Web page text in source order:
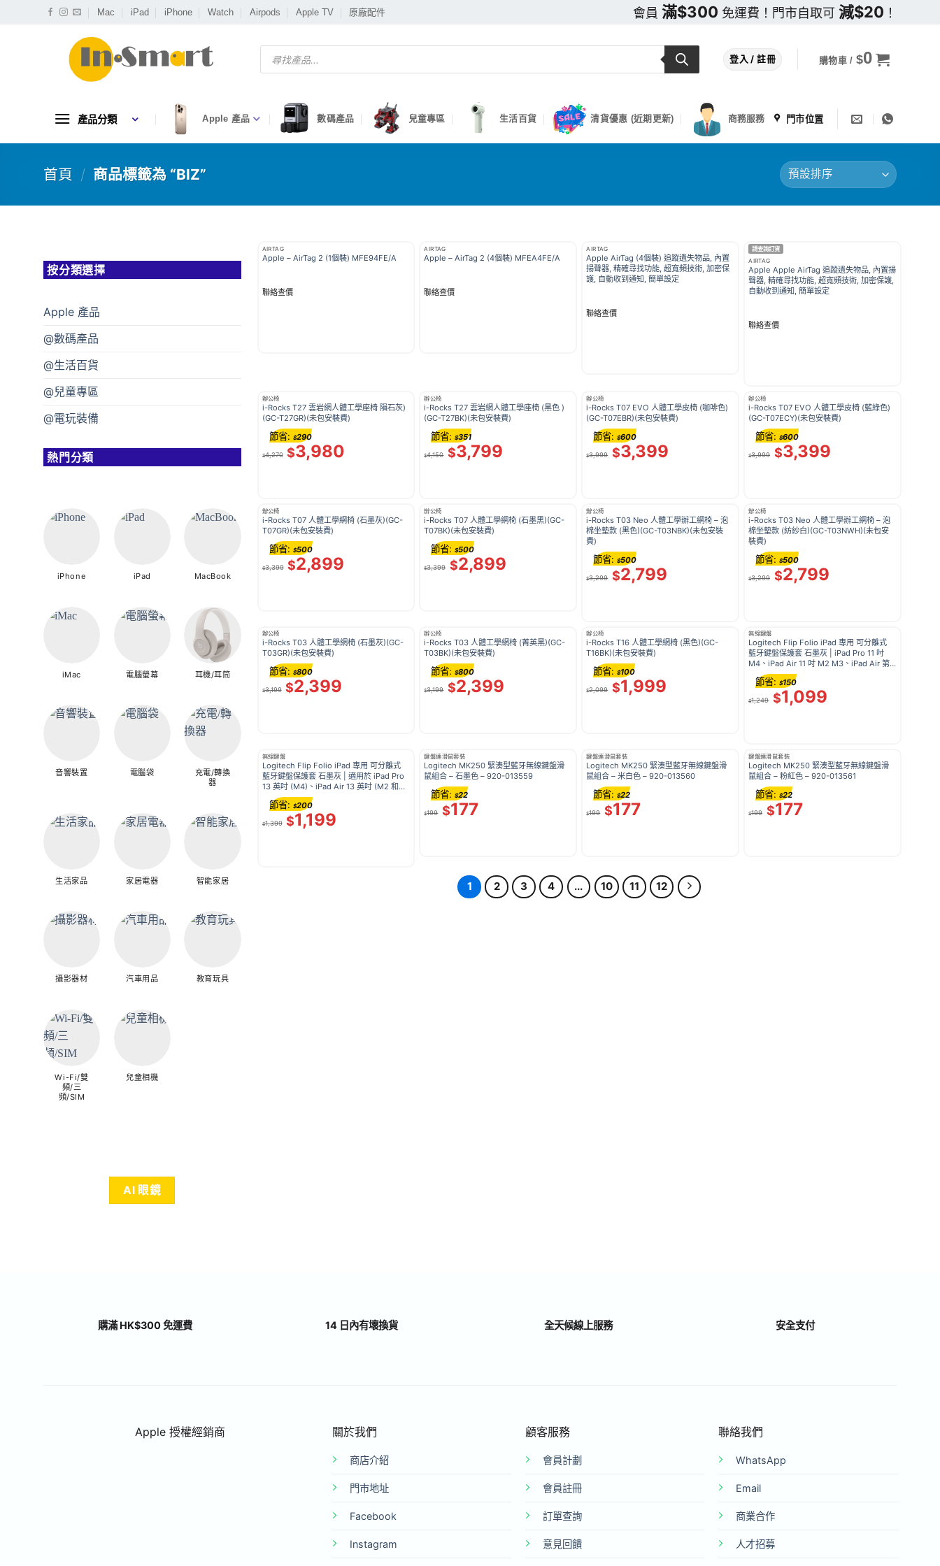
Mac iPad iPhone Watch Airpods Apple TV 原廠配件 會員 滿$300 免運費！門市自取可 減$20 ！
Products
search
登入 / 註冊 購物車 / $0
產品分類 Apple 產品 數碼產品 兒童專區 生活百貨 清貨優惠 (近期更新) 商務服務 門市位置
首頁 / 商品標籤為 “BIZ”
按分類選擇
Apple 產品
@數碼產品
@生活百貨
@兒童專區
@電玩裝備
熱門分類
iPhone iPad MacBook
iMac 電腦螢幕 耳機/耳筒
音響裝置 電腦袋
充電/轉換
器
生活家品 家居電器 智能家居
攝影器材 汽車用品 教育玩具
Wi-Fi/雙
頻/三
頻/SIM
兒童相機
AI 眼鏡
AIRTAG
Apple – AirTag 2 (1個裝) MFE94FE/A
聯絡查價
AIRTAG
Apple – AirTag 2 (4個裝) MFEA4FE/A
聯絡查價
AIRTAG
Apple AirTag (4個裝) 追蹤遺失物品, 內置
揚聲器, 精確尋找功能, 超寬頻技術, 加密保
護, 自動收到通知, 簡單設定
聯絡查價
請查詢訂貨
AIRTAG
Apple Apple AirTag 追蹤遺失物品, 內置揚
聲器, 精確尋找功能, 超寬頻技術, 加密保護,
自動收到通知, 簡單設定
聯絡查價
辦公椅
i-Rocks T27 雲岩網人體工學座椅 隕石灰)
(GC-T27GR)(未包安裝費)
$4,270 $3,980
節省: $290
辦公椅
i-Rocks T27 雲岩網人體工學座椅 (黑色 )
(GC-T27BK)(未包安裝費)
$4,150 $3,799
節省:$351
辦公椅
i-Rocks T07 EVO 人體工學皮椅 (咖啡色)
(GC-T07EBR)(未包安裝費)
$3,999 $3,399
節省:$600
辦公椅
i-Rocks T07 EVO 人體工學皮椅 (藍綠色)
(GC-T07ECY)(未包安裝費)
$3,999 $3,399
節省:$600
辦公椅
i-Rocks T07 人體工學網椅 (石墨灰)(GC-
T07GR)(未包安裝費)
$3,399 $2,899
節省: $500
辦公椅
i-Rocks T07 人體工學網椅 (石墨黑)(GC-
T07BK)(未包安裝費)
$3,399 $2,899
節省:$500
辦公椅
i-Rocks T03 Neo 人體工學辦工網椅 – 泡
棉坐墊款 (黑色)(GC-T03NBK)(未包安裝
費)
$3,299 $2,799
節省:$500
辦公椅
i-Rocks T03 Neo 人體工學辦工網椅 – 泡
棉坐墊款 (紡紗白)(GC-T03NWH)(未包安
裝費)
$3,299 $2,799
節省:$500
辦公椅
i-Rocks T03 人體工學網椅 (石墨灰)(GC-
T03GR)(未包安裝費)
$3,199 $2,399
節省: $800
辦公椅
i-Rocks T03 人體工學網椅 (菁英黑)(GC-
T03BK)(未包安裝費)
$3,199 $2,399
節省:$800
辦公椅
i-Rocks T16 人體工學網椅 (黑色)(GC-
T16BK)(未包安裝費)
$2,099 $1,999
節省:$100
無線鍵盤
Logitech Flip Folio iPad 專用 可分離式
藍牙鍵盤保護套 石墨灰 | iPad Pro 11 吋
M4、iPad Air 11 吋 M2 M3、iPad Air 第5
代 – 920-013409
$1,249 $1,099
節省:$150
無線鍵盤
Logitech Flip Folio iPad 專用 可分離式
藍牙鍵盤保護套 石墨灰 | 適用於 iPad Pro
13 英吋 (M4)、iPad Air 13 英吋 (M2 和
M3) – 920-013394
$1,399 $1,199
節省: $200
鍵盤連滑鼠套裝
Logitech MK250 緊湊型藍牙無線鍵盤滑
鼠組合 – 石墨色 – 920-013559
$199 $177
節省:$22
鍵盤連滑鼠套裝
Logitech MK250 緊湊型藍牙無線鍵盤滑
鼠組合 – 米白色 – 920-013560
$199 $177
節省:$22
鍵盤連滑鼠套裝
Logitech MK250 緊湊型藍牙無線鍵盤滑
鼠組合 – 粉紅色 – 920-013561
$199 $177
節省:$22
1 2 3 4 ... 10 11 12
購滿 HK$300 免運費 14 日內有壞換貨 全天候線上服務 安全支付
Apple 授權經銷商 關於我們
商店介紹
門市地址
Facebook
Instagram
顧客服務
會員計劃
會員註冊
訂單查詢
意見回饋
聯絡我們
WhatsApp
Email
商業合作
人才招募